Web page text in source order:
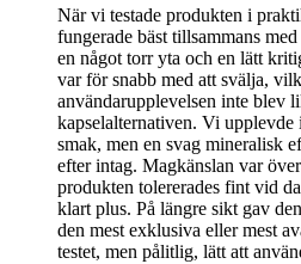
När vi testade produkten i
fungerade bäst tillsammans
en något torr yta och en lätt
var för snabb med att svälja,
användarupplevelsen inte blev
kapselalternativen. Vi
smak, men en svag mineralisk
efter intag. Magkänslan var
produkten tolererades fint vid
klart plus. På längre sikt gav
den mest exklusiva eller mest
testet, men pålitlig, lätt att